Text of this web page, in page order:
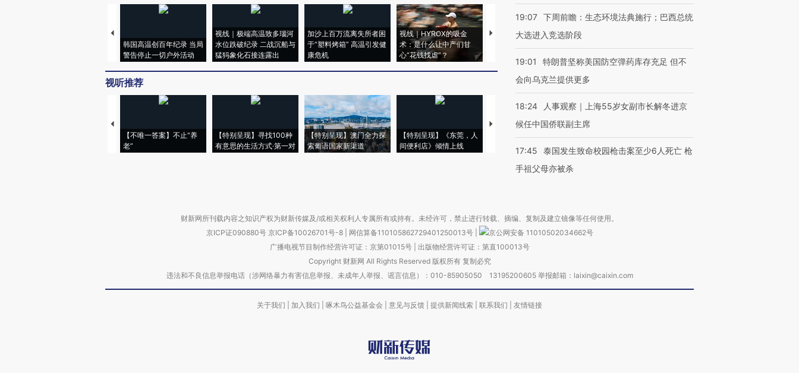
韩国高温创百年纪录 当局
警告停止一切户外活动
视线｜极端高温致多瑙河
水位跌破纪录 二战沉船与
猛犸象化石接连露出
加沙上百万流离失所者困
于“塑料烤箱” 高温引发健
康危机
视线｜HYROX的吸金
术：是什么让中产们甘
心“花钱找虐”？
马航飞行员跨国走私7万
视听推荐
【不唯一答案】不止“养
老”
【特别呈现】寻找100种
有意思的生活方式·第一对
【特别呈现】澳门全力探
索葡语国家新渠道
【特别呈现】《东莞，人
间便利店》倾情上线
【推广】走进第四届链博
会，让数智科技“链”接产
【特别呈现】寻找100种
有意思的生活方式·第三对
CFO：不靠规模取胜，华
住三大增长引擎是什么？
19:07 下周前瞻：生态环境法典施行；巴西总统
大选进入竞选阶段
19:01
特朗普坚称美国防空弹药库存充足 但不
会向乌克兰提供更多
18:24
人事观察｜上海55岁女副市长解冬进京
候任中国侨联副主席
17:45
泰国发生致命校园枪击案至少6人死亡 枪
手祖父母亦被杀
财新网所刊载内容之知识产权为财新传媒及/或相关权利人专属所有或持有。未经许可，禁止进行转载、摘编、复制及建立镜像等任何使用。
京ICP证090880号 京ICP备10026701号-8 网信算备110105862729401250013号
京公网安备 11010502034662号
广播电视节目制作经营许可证：京第01015号| 出版物经营许可证：第直100013号
Copyright 财新网 All Rights Reserved 版权所有 复制必究
违法和不良信息举报电话（涉网络暴力有害信息举报、未成年人举报、谣言信息）：010-85905050 13195200605 举报邮箱：laixin@caixin.com
关于我们 加入我们 啄木鸟公益基金会 意见与反馈 提供新闻线索 联系我们 友情链接